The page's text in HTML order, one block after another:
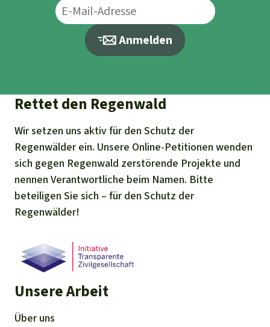
Anmelden
Rettet den Regenwald
Wir setzen uns aktiv für den Schutz der
Regenwälder ein. Unsere Online-Petitionen wenden
sich gegen Regenwald zerstörende Projekte und
nennen Verantwortliche beim Namen. Bitte
beteiligen Sie sich – für den Schutz der
Regenwälder!
Unsere Arbeit
Über uns